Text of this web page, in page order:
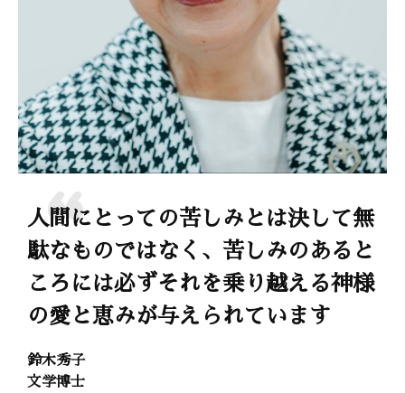
人間にとっての苦しみとは決して無
駄なものではなく、苦しみのあると
ころには必ずそれを乗り越える神様
の愛と恵みが与えられています
鈴木秀子
文学博士